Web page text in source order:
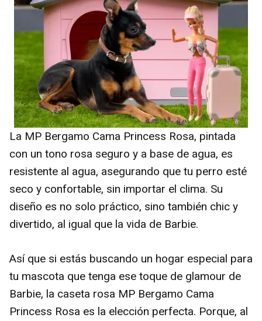
La MP Bergamo Cama Princess Rosa, pintada
con un tono rosa seguro y a base de agua, es
resistente al agua, asegurando que tu perro esté
seco y confortable, sin importar el clima. Su
diseño es no solo práctico, sino también chic y
divertido, al igual que la vida de Barbie.
Así que si estás buscando un hogar especial para
tu mascota que tenga ese toque de glamour de
Barbie, la caseta rosa MP Bergamo Cama
Princess Rosa es la elección perfecta. Porque, al